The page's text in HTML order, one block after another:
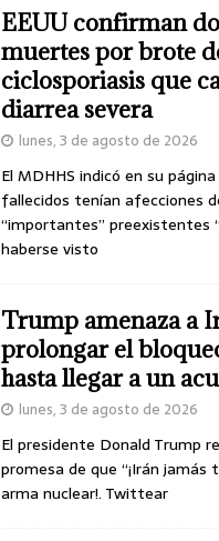
EEUU confirman
muertes por brote
ciclosporiasis que
diarrea severa
lunes, 3 de agosto de 2026
El MDHHS indicó en su
fallecidos tenían afecciones
“importantes” preexistentes
haberse visto
Trump amenaza a
prolongar el
hasta llegar a un
lunes, 3 de agosto de 2026
El presidente Donald Trump
promesa de que “¡Irán jamás
arma nuclear!. Twittear